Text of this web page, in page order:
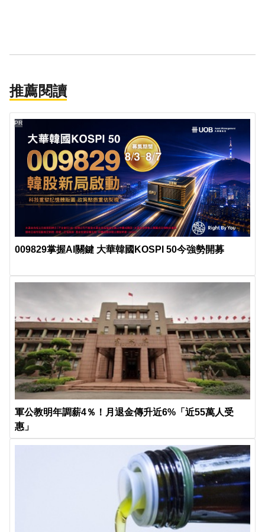
推薦閱讀
009829掌握AI關鍵 大華韓國KOSPI 50今強勢開募
PR
軍公教明年調薪4％！月退金傳升近6%「近55萬人受
惠」